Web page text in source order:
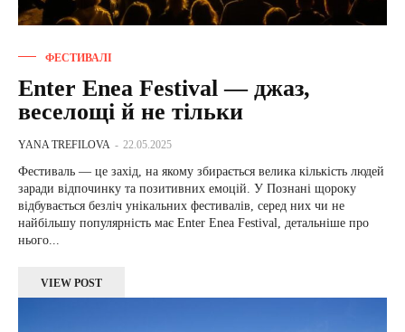
ФЕСТИВАЛІ
Enter Enea Festival — джаз,
веселощі й не тільки
YANA TREFILOVA - 22.05.2025
Фестиваль — це захід, на якому збирається велика кількість людей
заради відпочинку та позитивних емоцій. У Познані щороку
відбувається безліч унікальних фестивалів, серед них чи не
найбільшу популярність має Enter Enea Festival, детальніше про
нього...
VIEW POST